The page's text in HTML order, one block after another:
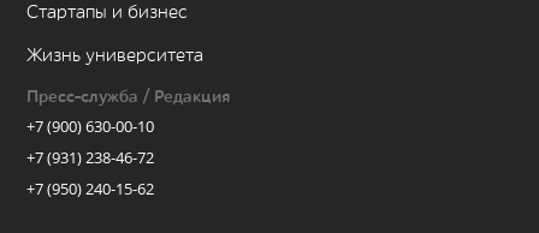
Стартапы и бизнес
Жизнь университета
Пресс-служба / Редакция
+7 (900) 630-00-10
+7 (931) 238-46-72
+7 (950) 240-15-62